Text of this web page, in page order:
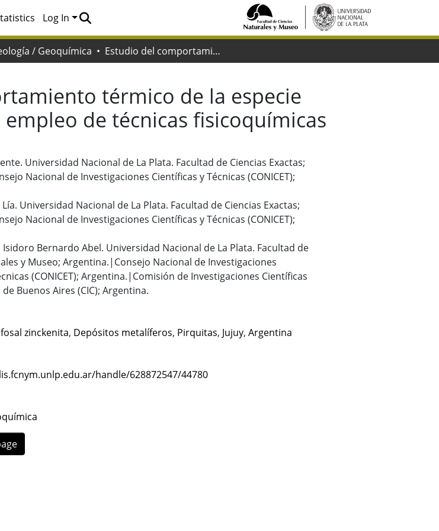
Log In
/ Geoquímica Estudio del comportamiento térmico de la especie mineral zinckenita mediante el empleo de técnicas fisicoquímicas
térmico de la especie
de técnicas fisicoquímicas
Universidad Nacional de La Plata. Facultad de Ciencias Exactas;
Nacional de Investigaciones Científicas y Técnicas (CONICET);
Universidad Nacional de La Plata. Facultad de Ciencias Exactas;
Nacional de Investigaciones Científicas y Técnicas (CONICET);
Isidoro Bernardo Abel. Universidad Nacional de La Plata. Facultad de
y Museo; Argentina.|Consejo Nacional de Investigaciones
(CONICET); Argentina.|Comisión de Investigaciones Científicas
Buenos Aires (CIC); Argentina.
zinckenita, Depósitos metalíferos, Pirquitas, Jujuy, Argentina
handle/628872547/44780